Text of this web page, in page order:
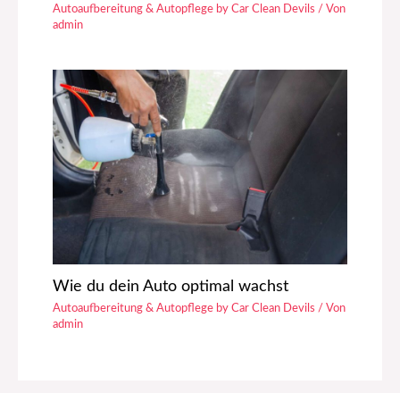
Autoaufbereitung & Autopflege by Car Clean Devils / Von
admin
Wie du dein Auto optimal wachst
Autoaufbereitung & Autopflege by Car Clean Devils / Von
admin